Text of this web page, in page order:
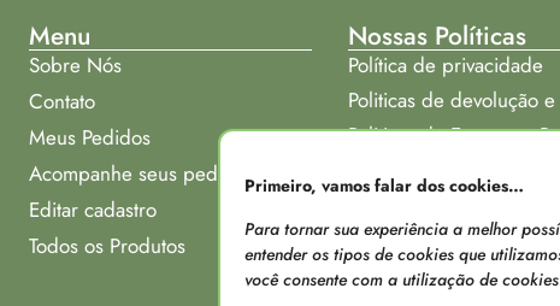
Primeiro, vamos falar dos cookies…
Para tornar sua experiência a melhor
entender os tipos de cookies que
você consente com a utilização de
Menu
Sobre Nós
Contato
Meus Pedidos
Acompanhe seus pedidos
Editar cadastro
Todos os Produtos
Nossas Políticas
Política de privacidade
Politicas de devolução
Politicas de Entrega e